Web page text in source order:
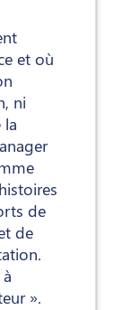
et où
ni
la
de
de
».